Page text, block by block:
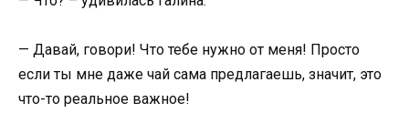
— Давай, говори! Что тебе нужно от меня! Просто
если ты мне даже чай сама предлагаешь, значит, это
что-то реальное важное!